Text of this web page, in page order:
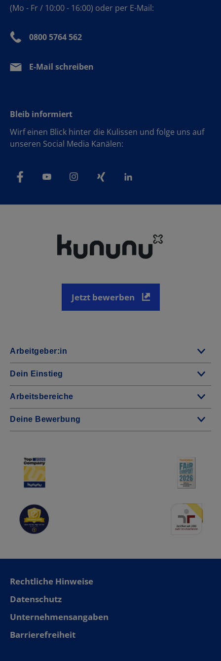
Rechtliche Hinweise
Datenschutz
Unternehmensangaben
Barrierefreiheit